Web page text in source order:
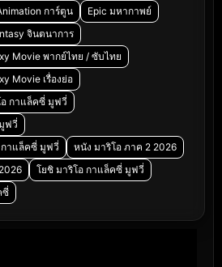
การ์ตูน
Epic มหากาพย์
จินตนาการ
Movie พากย์ไทย / ซับไทย
Movie เรื่องย่อ
อ กาแล็คซี่ มูฟวี่
ฟวี่
กาแล็คซี่ มูฟวี่
หนัง มาริโอ ภาค 2 2026
โยชิ มาริโอ กาแล็คซี่ มูฟวี่
ซี่